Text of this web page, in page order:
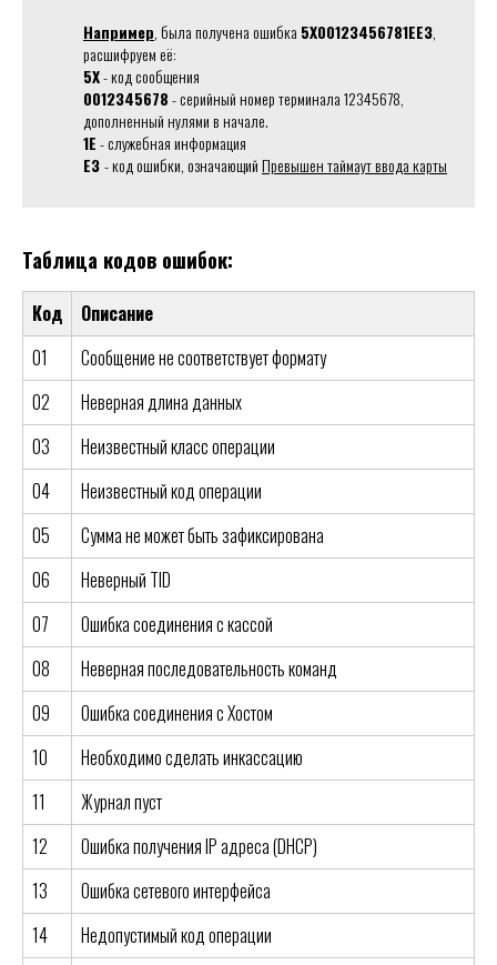
Например, была получена ошибка 5X00123456781EE3,
расшифруем её:
5X- код сообщения
0012345678- серийный номер терминала 12345678,
дополненный нулями в начале.
1E- служебная информация
E3- код ошибки, означающийПревышен таймаут ввода карты
Таблица кодов ошибок:
Код
Описание
01
Сообщение не соответствует формату
02
Неверная длина данных
03
Неизвестный класс операции
04
Неизвестный код операции
05
Сумма не может быть зафиксирована
06
Неверный TID
07
Ошибка соединения с кассой
08
Неверная последовательность команд
09
Ошибка соединения с Хостом
10
Необходимо сделать инкассацию
11
Журнал пуст
12
Ошибка получения IP адреса (DHCP)
13
Ошибка сетевого интерфейса
14
Недопустимый код операции